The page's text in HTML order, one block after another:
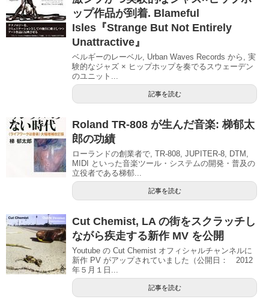
ップ作品が到着. Blameful
Isles『Strange But Not Entirely
Unattractive』
ベルギーのレーベル, Urban Waves Records から, 実
験的なジャズ × ヒップホップを奏でるスウェーデン
のユニット...
記事を読む
Roland TR-808 が生んだ音楽: 梯郁太
郎の功績
ローランドの創業者で, TR-808, JUPITER-8, DTM,
MIDI といった音楽ツール・システムの開発・普及の
立役者である梯郁...
記事を読む
Cut Chemist, LA の街をスクラッチし
ながら疾走する新作 MV を公開
Youtube の Cut Chemist オフィシャルチャンネルに
新作 PV がアップされていました（公開日： 2012
年５月１日...
記事を読む